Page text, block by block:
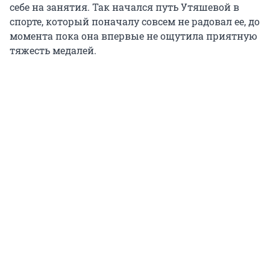
себе на занятия. Так начался путь Утяшевой в
спорте, который поначалу совсем не радовал ее, до
момента пока она впервые не ощутила приятную
тяжесть медалей.